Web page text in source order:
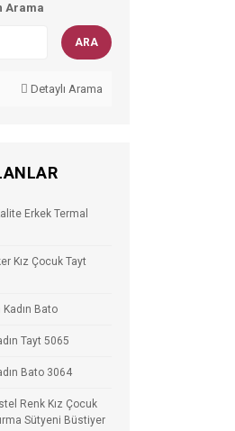
Arama
ARA
Detaylı Arama
Erkek Termal
Kız Çocuk Tayt
Bato
Tayt 5065
Bato 3064
Renk Kız Çocuk
Sütyeni Büstiyer